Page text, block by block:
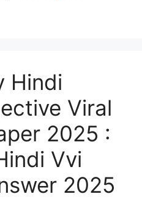
Hindi
Viral
2025 :
Vvi
2025